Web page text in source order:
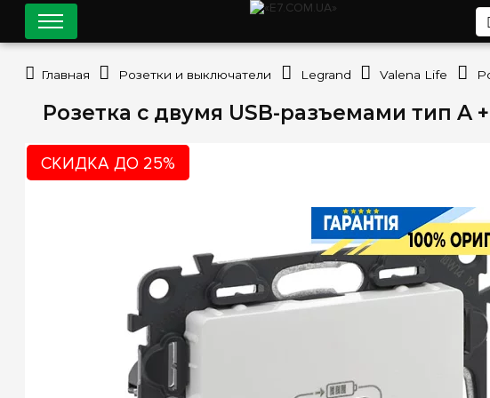
Розетка с двумя USB-разъемами тип A
СКИДКА ДО 25%
Главная Розетки и выключатели Legrand Valena Life